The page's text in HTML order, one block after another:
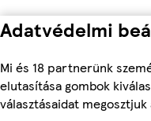
Adatvédelmi
Mi és 18 partnerünk
elutasítása gombok
választásaidat